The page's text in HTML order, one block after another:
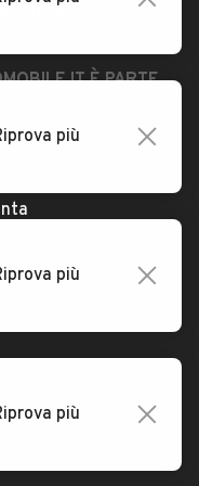
auto
È PARTE
i diritti riservati.
più
più
più